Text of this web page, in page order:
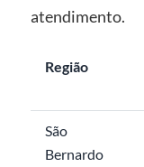
atendimento.
Região
São
Bernardo